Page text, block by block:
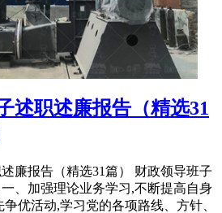
述职述廉报告（精选31
廉报告（精选31篇） 财政领导班子
、加强理论业务学习,不断提高自身
优活动,学习党的各项路线、方针、